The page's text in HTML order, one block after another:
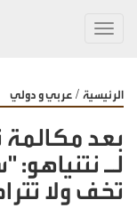
الرئيسية / عربي و دولي
بعد مكالمة
لـ
تخف ولا